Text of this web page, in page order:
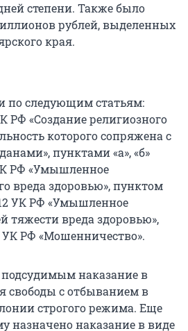
степени. Также было
рублей, выделенных
края.
по следующим статьям:
РФ «Создание религиозного
которого сопряжена с
пунктами «а», «б»
РФ «Умышленное
вреда здоровью», пунктом
УК РФ «Умышленное
тяжести вреда здоровью»,
УК РФ «Мошенничество».
наказание в
свободы с отбыванием в
строгого режима. Еще
назначено наказание в виде